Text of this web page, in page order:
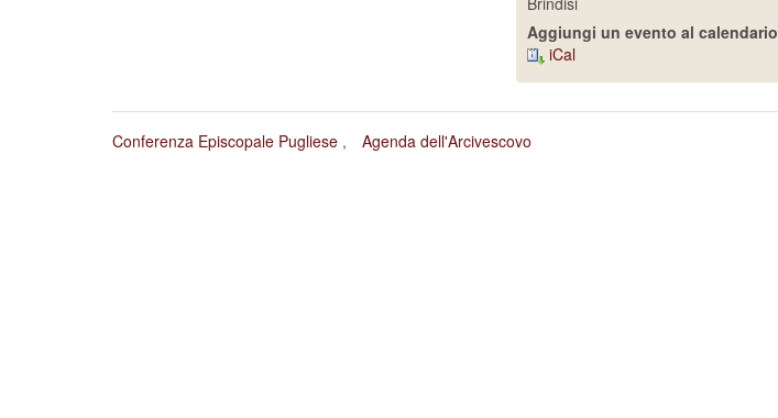
Aggiungi un evento al calendario
iCal
Conferenza Episcopale Pugliese Agenda dell'Arcivescovo